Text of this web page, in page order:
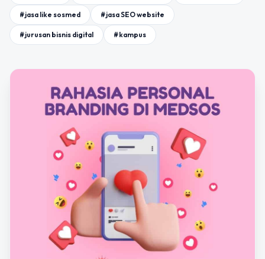
#jasa like sosmed #jasa SEO website
#jurusan bisnis digital #kampus